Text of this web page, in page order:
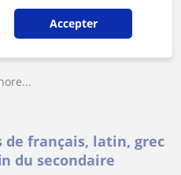
de français, latin, grec
du secondaire
Accepter